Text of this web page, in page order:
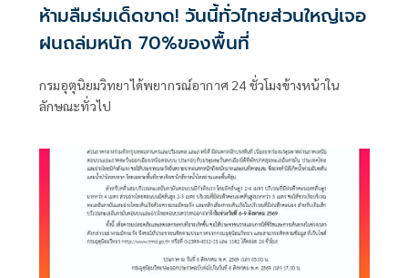
ห้ามลืมร่มเด็ดขาด! วันนี้ทั่วไทยส่วนใหญ่เจอ
ฝนถล่มหนัก 70%ของพื้นที่
กรมอุตุนิยมวิทยาได้พยากรณ์อากาศ 24 ชั่วโมงข้างหน้าใน
ลักษณะทั่วไป